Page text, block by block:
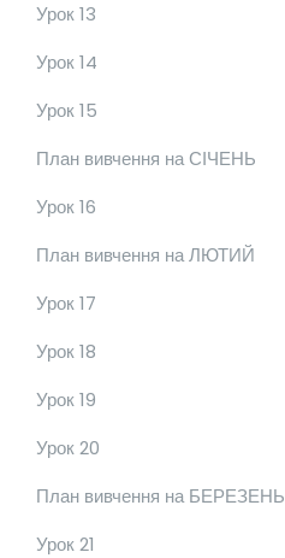
Урок 13
Урок 14
Урок 15
План вивчення на СІЧЕНЬ
Урок 16
План вивчення на ЛЮТИЙ
Урок 17
Урок 18
Урок 19
Урок 20
План вивчення на БЕРЕЗЕНЬ
Урок 21